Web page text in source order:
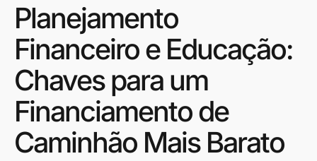
Planejamento
Financeiro e Educação:
Chaves para um
Financiamento de
Caminhão Mais Barato